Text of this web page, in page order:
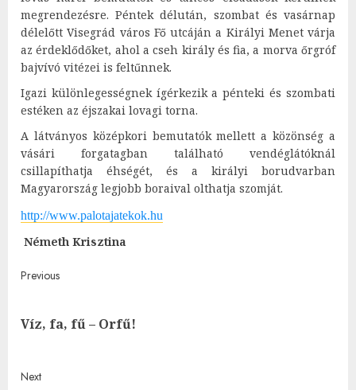
megrendezésre. Péntek délután, szombat és vasárnap
délelőtt Visegrád város Fő utcáján a Királyi Menet várja
az érdeklődőket, ahol a cseh király és fia, a morva őrgróf
bajvívó vitézei is feltűnnek.
Igazi különlegességnek ígérkezik a pénteki és szombati
estéken az éjszakai lovagi torna.
A látványos középkori bemutatók mellett a közönség a
vásári forgatagban található vendéglátóknál
csillapíthatja éhségét, és a királyi borudvarban
Magyarország legjobb boraival olthatja szomját.
http://www.palotajatekok.hu
Németh Krisztina
Post
navigation
Previous
Víz, fa, fű – Orfű!
Next